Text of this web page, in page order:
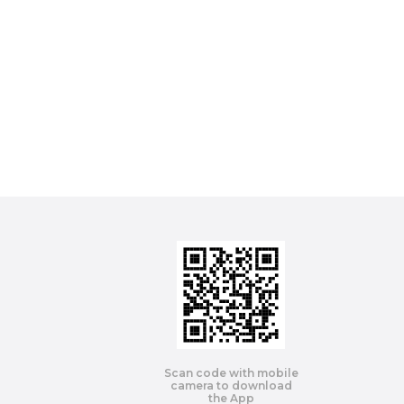
Scan code with mobile
camera to download
the App